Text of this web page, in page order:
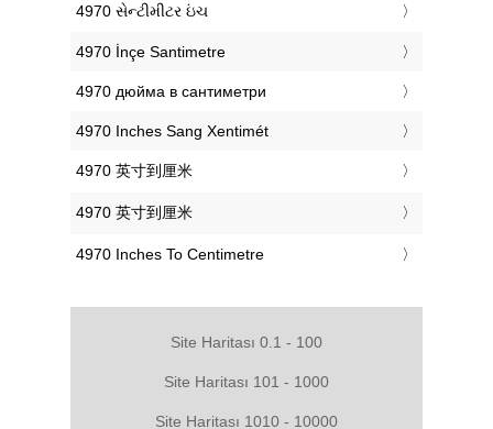
‎4970 સેન્ટીમીટર ઇંચ
‎4970 İnçe Santimetre
‎4970 дюйма в сантиметри
‎4970 Inches Sang Xentimét
‎4970 英寸到厘米
‎4970 英寸到厘米
‎4970 Inches To Centimetre
Site Haritası 0.1 - 100
Site Haritası 101 - 1000
Site Haritası 1010 - 10000